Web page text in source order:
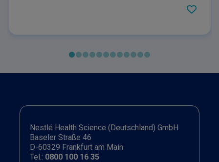
Säuglingsalter hinaus. Referentin Dr. Imke Reese
und die ernährungsmedizinische Praxis. Im Fokus
diagnostizierter Kuhmilchallergie Geeignete
ungeeigneter Alternativen Unterstützung der
anwendbare Impulse für die Versorgung betroffener
Erkenntnisse für Ihre Praxis gewinnen.
Nestlé Health Science (Deutschland) GmbH
Baseler Straße 46
D-60329 Frankfurt am Main
Tel.: 0800 100 16 35